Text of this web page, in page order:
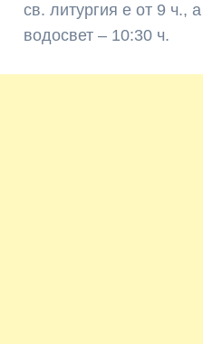
св. литургия е от 9 ч.,
водосвет – 10:30 ч.